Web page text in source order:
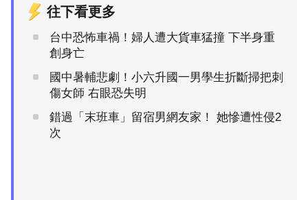
往下看更多
台中恐怖車禍！婦人遭大貨車猛撞 下半身重
創身亡
國中暑輔悲劇！小六升國一男學生折斷掃把刺
傷女師 右眼恐失明
錯過「末班車」留宿男網友家！ 她慘遭性侵2
次